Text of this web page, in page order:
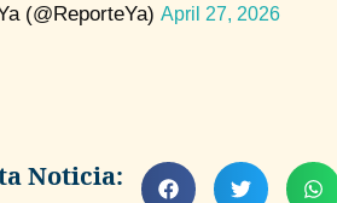
(@ReporteYa) April 27, 2026
Noticia: